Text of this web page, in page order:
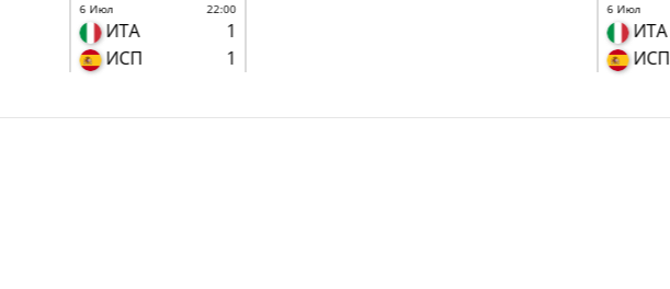
6 Июл 22:00
ИТА
1
ИСП
1
6 Июл
ИТА
ИСП